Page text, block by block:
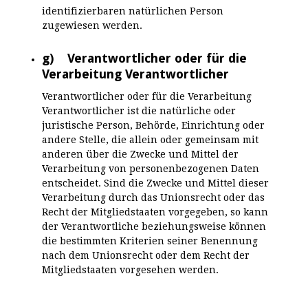
identifizierbaren natürlichen Person
zugewiesen werden.
g) Verantwortlicher oder für die
Verarbeitung Verantwortlicher
Verantwortlicher oder für die Verarbeitung
Verantwortlicher ist die natürliche oder
juristische Person, Behörde, Einrichtung oder
andere Stelle, die allein oder gemeinsam mit
anderen über die Zwecke und Mittel der
Verarbeitung von personenbezogenen Daten
entscheidet. Sind die Zwecke und Mittel dieser
Verarbeitung durch das Unionsrecht oder das
Recht der Mitgliedstaaten vorgegeben, so kann
der Verantwortliche beziehungsweise können
die bestimmten Kriterien seiner Benennung
nach dem Unionsrecht oder dem Recht der
Mitgliedstaaten vorgesehen werden.